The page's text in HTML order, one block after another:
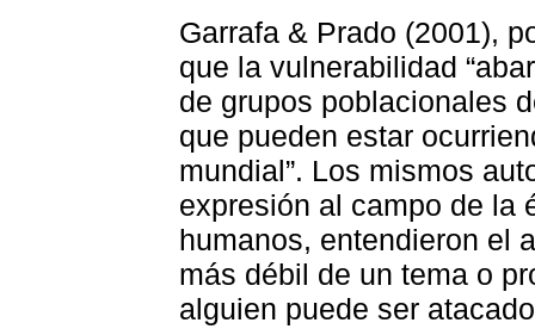
Garrafa & Prado (2001),
que la vulnerabilidad
de grupos poblacionales
que pueden estar
mundial”. Los mismos
expresión al campo de la
humanos, entendieron el
más débil de un tema o
alguien puede ser